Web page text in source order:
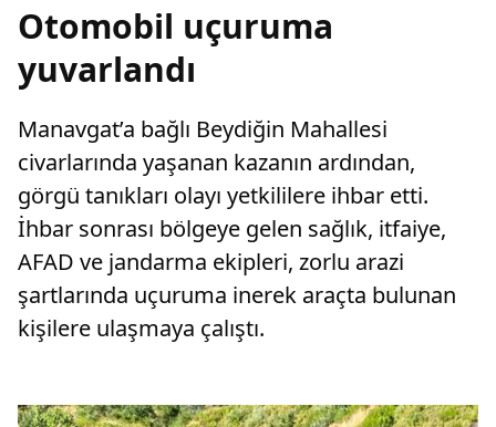
Otomobil uçuruma
yuvarlandı
Manavgat’a bağlı Beydiğin Mahallesi
civarlarında yaşanan kazanın ardından,
görgü tanıkları olayı yetkililere ihbar etti.
İhbar sonrası bölgeye gelen sağlık, itfaiye,
AFAD ve jandarma ekipleri, zorlu arazi
şartlarında uçuruma inerek araçta bulunan
kişilere ulaşmaya çalıştı.